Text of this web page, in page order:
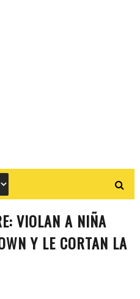
VIOLAN A NIÑA
Y LE CORTAN LA